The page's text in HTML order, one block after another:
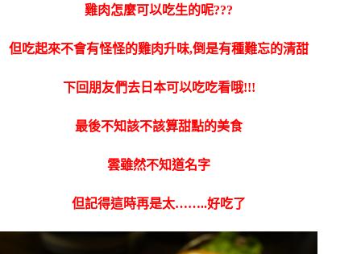
雞肉怎麼可以吃生的呢???
但吃起來不會有怪怪的雞肉升味,倒是有種難忘的清甜
下回朋友們去日本可以吃吃看哦!!!
最後不知該不該算甜點的美食
雲雖然不知道名字
但記得這時再是太……..好吃了